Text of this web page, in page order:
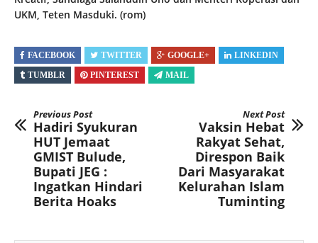
UKM, Teten Masduki. (rom)
FACEBOOK TWITTER GOOGLE+
LINKEDIN
TUMBLR
PINTEREST MAIL
Previous Post
Hadiri Syukuran
HUT Jemaat
GMIST Bulude,
Bupati JEG :
Ingatkan Hindari
Berita Hoaks
Next Post
Vaksin Hebat
Rakyat Sehat,
Direspon Baik
Dari Masyarakat
Kelurahan Islam
Tuminting